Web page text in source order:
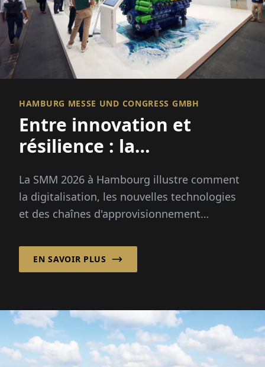
HAMBURG MESSE UND CONGRESS GMBH
Entre innovation et
résilience : la
maritime se réinvente
La SMM 2026 à Hambourg illustre comment
la digitalisation, les nouvelles technologies
et des chaînes d'approvisionnement
maritime et son avenir.
EN SAVOIR PLUS